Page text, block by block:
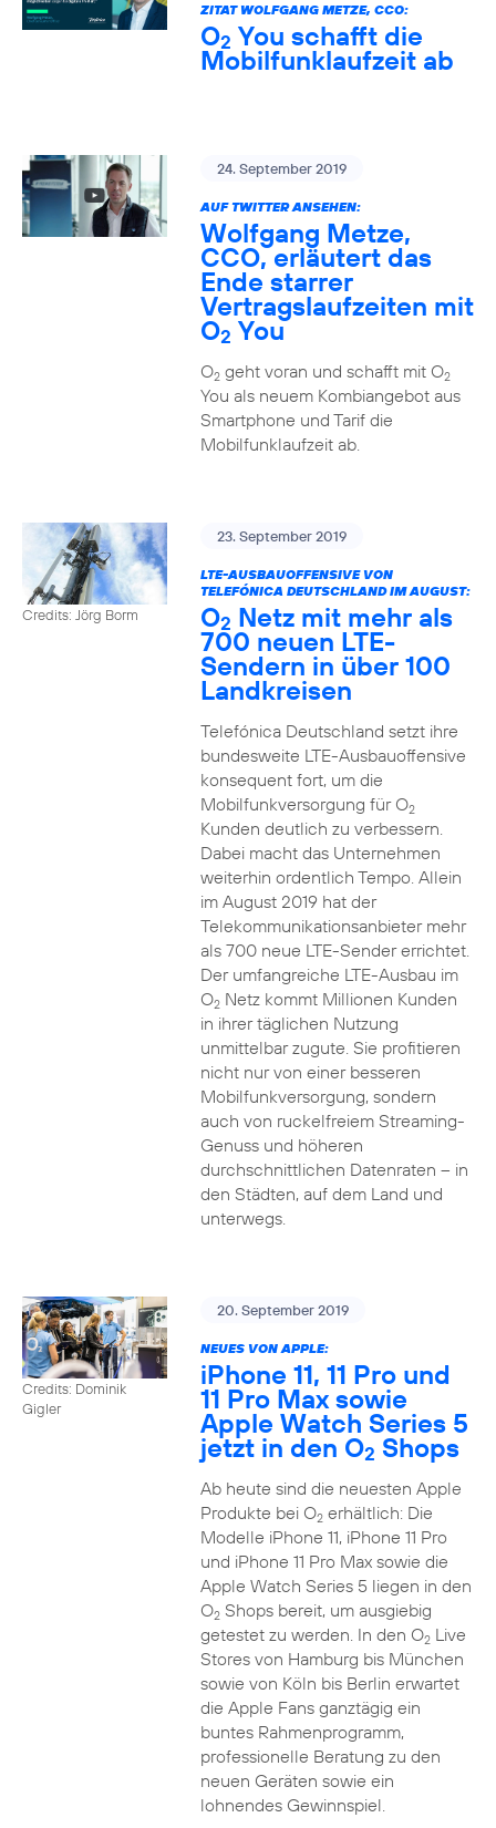
ZITAT WOLFGANG METZE, CCO:
O2 You schafft die
Mobilfunklaufzeit ab
24. September 2019
AUF TWITTER ANSEHEN:
Wolfgang Metze,
CCO, erläutert das
Ende starrer
Vertragslaufzeiten mit
O2 You
O2geht voran und schafft mit O2
You als neuem Kombiangebot aus
Smartphone und Tarif die
Mobilfunklaufzeit ab.
Credits: Jörg Borm
23. September 2019
LTE-AUSBAUOFFENSIVE VON
TELEFÓNICA DEUTSCHLAND IM AUGUST:
O2 Netz mit mehr als
700 neuen LTE-
Sendern in über 100
Landkreisen
Telefónica Deutschland setzt ihre
bundesweite LTE-Ausbauoffensive
konsequent fort, um die
Mobilfunkversorgung für O2
Kunden deutlich zu verbessern.
Dabei macht das Unternehmen
weiterhin ordentlich Tempo. Allein
im August 2019 hat der
Telekommunikationsanbieter mehr
als 700 neue LTE-Sender errichtet.
Der umfangreiche LTE-Ausbau im
O2Netz kommt Millionen Kunden
in ihrer täglichen Nutzung
unmittelbar zugute. Sie profitieren
nicht nur von einer besseren
Mobilfunkversorgung, sondern
auch von ruckelfreiem Streaming-
Genuss und höheren
durchschnittlichen Datenraten – in
den Städten, auf dem Land und
unterwegs.
Credits: Dominik
Gigler
20. September 2019
NEUES VON APPLE:
iPhone 11, 11 Pro und
11 Pro Max sowie
Apple Watch Series 5
jetzt in den O2 Shops
Ab heute sind die neuesten Apple
Produkte bei O2erhältlich: Die
Modelle iPhone 11, iPhone 11 Pro
und iPhone 11 Pro Max sowie die
Apple Watch Series 5 liegen in den
O2Shops bereit, um ausgiebig
getestet zu werden. In den O2Live
Stores von Hamburg bis München
sowie von Köln bis Berlin erwartet
die Apple Fans ganztägig ein
buntes Rahmenprogramm,
professionelle Beratung zu den
neuen Geräten sowie ein
lohnendes Gewinnspiel.